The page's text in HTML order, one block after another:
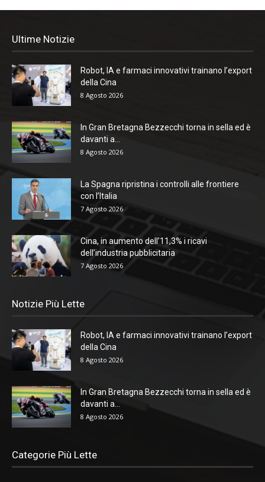
Ultime Notizie
Robot, IA e farmaci innovativi trainano l’export
della Cina
8 Agosto 2026
In Gran Bretagna Bezzecchi torna in sella ed è
davanti a...
8 Agosto 2026
La Spagna ripristina i controlli alle frontiere
con l’Italia
7 Agosto 2026
Cina, in aumento dell’11,3% i ricavi
dell’industria pubblicitaria
7 Agosto 2026
Notizie Più Lette
Robot, IA e farmaci innovativi trainano l’export
della Cina
8 Agosto 2026
In Gran Bretagna Bezzecchi torna in sella ed è
davanti a...
8 Agosto 2026
Categorie Più Lette